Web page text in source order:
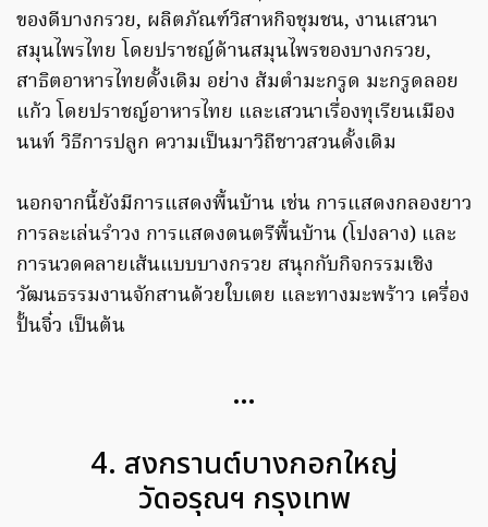
ของดีบางกรวย, ผลิตภัณฑ์วิสาหกิจชุมชน, งานเสวนา
สมุนไพรไทย โดยปราชญ์ด้านสมุนไพรของบางกรวย,
สาธิตอาหารไทยดั้งเดิม อย่าง ส้มตำมะกรูด มะกรูดลอย
แก้ว โดยปราชญ์อาหารไทย และเสวนาเรื่องทุเรียนเมือง
นนท์ วิธีการปลูก ความเป็นมาวิถีชาวสวนดั้งเดิม
นอกจากนี้ยังมีการแสดงพื้นบ้าน เช่น การแสดงกลองยาว
การละเล่นรำวง การแสดงดนตรีพื้นบ้าน (โปงลาง) และ
การนวดคลายเส้นแบบบางกรวย สนุกกับกิจกรรมเชิง
วัฒนธรรมงานจักสานด้วยใบเตย และทางมะพร้าว เครื่อง
ปั้นจิ๋ว เป็นต้น
…
4. สงกรานต์บางกอกใหญ่
วัดอรุณฯ กรุงเทพ